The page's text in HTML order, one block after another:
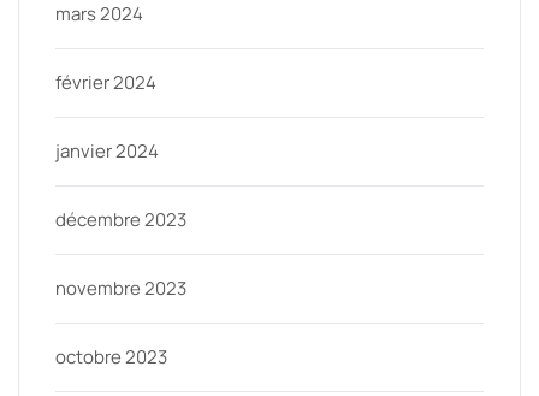
mars 2024
février 2024
janvier 2024
décembre 2023
novembre 2023
octobre 2023